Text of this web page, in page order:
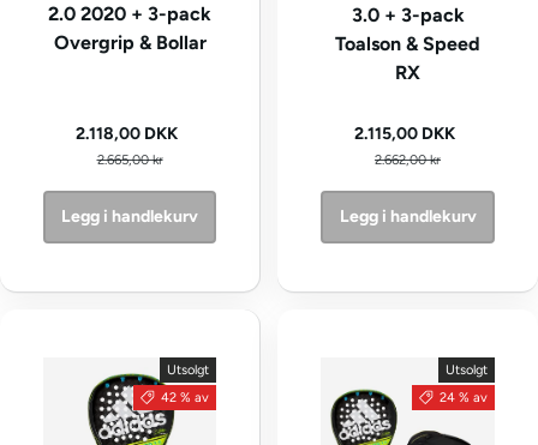
2.0 2020 + 3-pack
Overgrip & Bollar
Kampanjepris
2.118,00 DKK
Vanlig pris
2.665,00 kr
Legg i handlekurv
3.0 + 3-pack
Toalson & Speed
RX
Kampanjepris
2.115,00 DKK
Vanlig pris
2.662,00 kr
Legg i handlekurv
Utsolgt
42 % av
Utsolgt
24 % av